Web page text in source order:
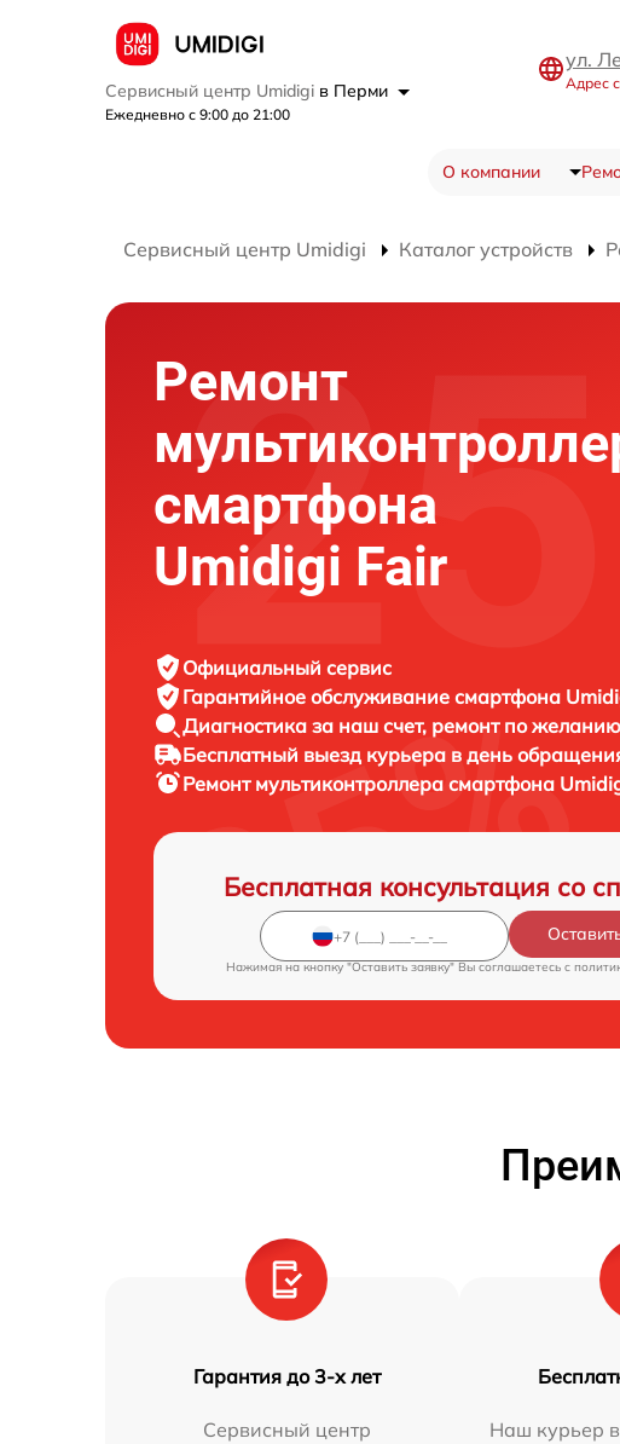
Сервисный центр Umidigi в Перми
Ежедневно с 9:00 до 21:00
ул.
Адрес
О компании
Сервисный центр Umidigi Каталог устройств
Ремонт
смартфона
Umidigi Fair
Официальный сервис
Гарантийное обслуживание смартфона
Диагностика за наш счет, ремонт по желанию
Бесплатный выезд курьера в день
Ремонт мультиконтроллера смартфона
Бесплатная консультация со
Нажимая на кнопку "Оставить заявку" Вы соглашаетесь c
Гарантия до 3-х лет
Сервисный центр
Наш курьер